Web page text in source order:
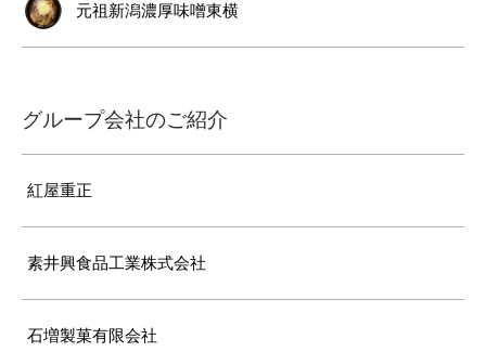
元祖新潟濃厚味噌東横
グループ会社のご紹介
紅屋重正
素井興食品工業株式会社
石増製菓有限会社